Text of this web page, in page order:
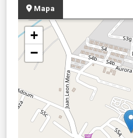
Mapa
+
−